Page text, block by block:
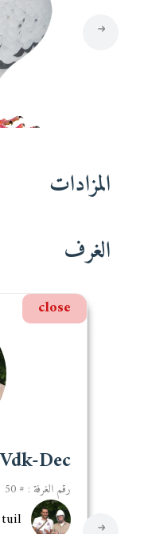
المزادات
الغرف
close
Vdk-Dec
رقم الغرفة : # 50